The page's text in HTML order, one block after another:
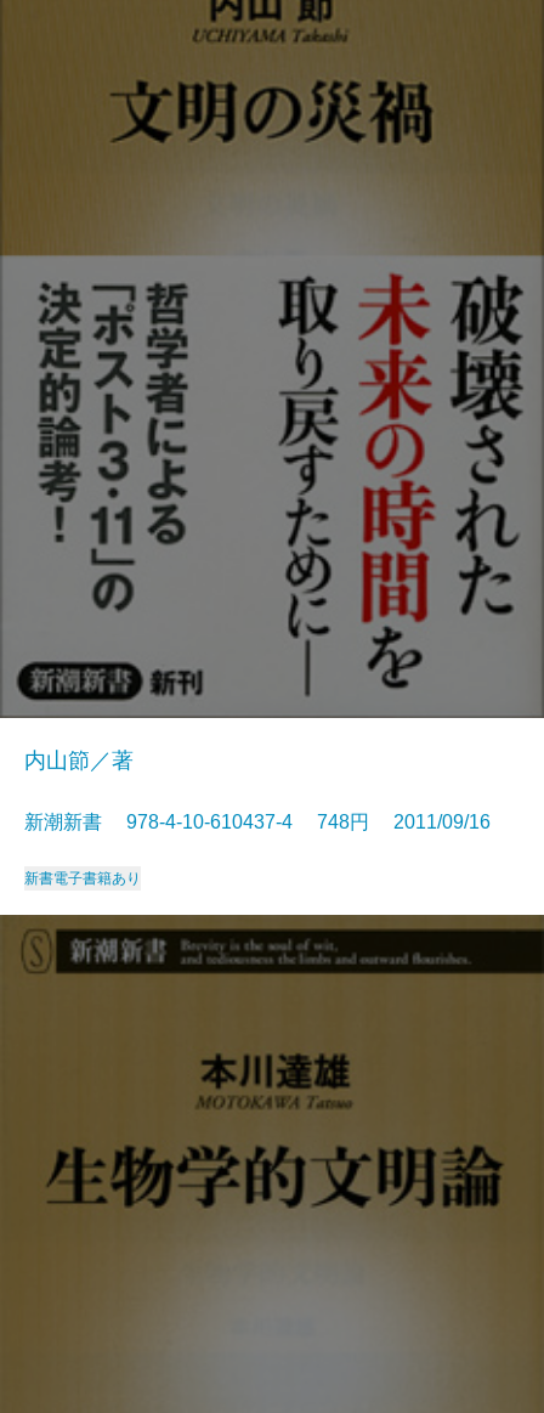
内山節／著
新潮新書 978-4-10-610437-4 748円 2011/09/16
新書電子書籍あり